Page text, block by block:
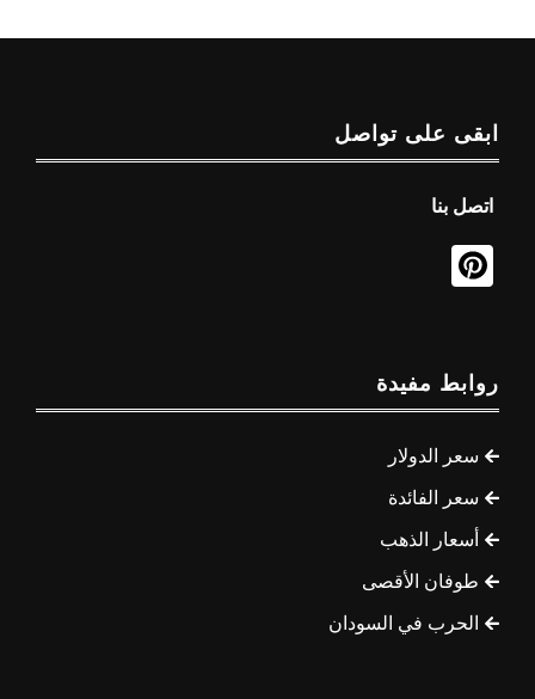
ابقى على تواصل
اتصل بنا
روابط مفيدة
سعر الدولار
سعر الفائدة
أسعار الذهب
طوفان الأقصى
الحرب في السودان